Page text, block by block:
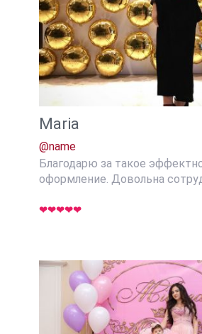
Maria
@name
Благодарю за такое
оформление. Довольна
❤❤❤❤❤